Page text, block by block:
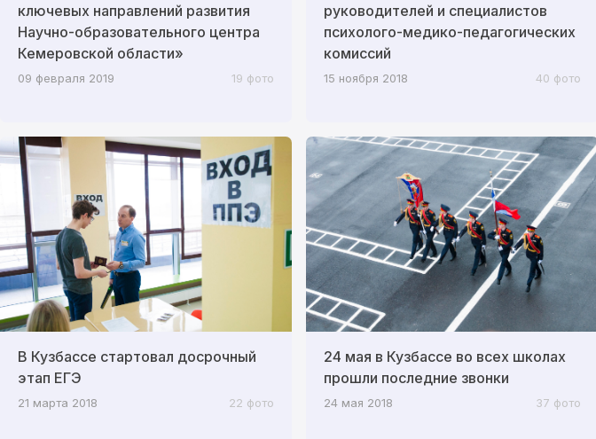
ключевых направлений развития
Научно-образовательного центра
Кемеровской области»
09 февраля 2019 19 фото
руководителей и специалистов
психолого-медико-педагогических
комиссий
15 ноября 2018 40 фото
В Кузбассе стартовал досрочный
этап ЕГЭ
21 марта 2018 22 фото
24 мая в Кузбассе во всех школах
прошли последние звонки
24 мая 2018 37 фото